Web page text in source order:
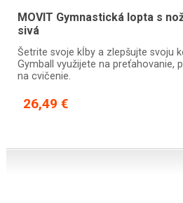
MOVIT Gymnastická lopta s
sivá
Šetrite svoje kĺby a zlepšujte svoju
Gymball využijete na preťahovanie,
na cvičenie.
26,49 €